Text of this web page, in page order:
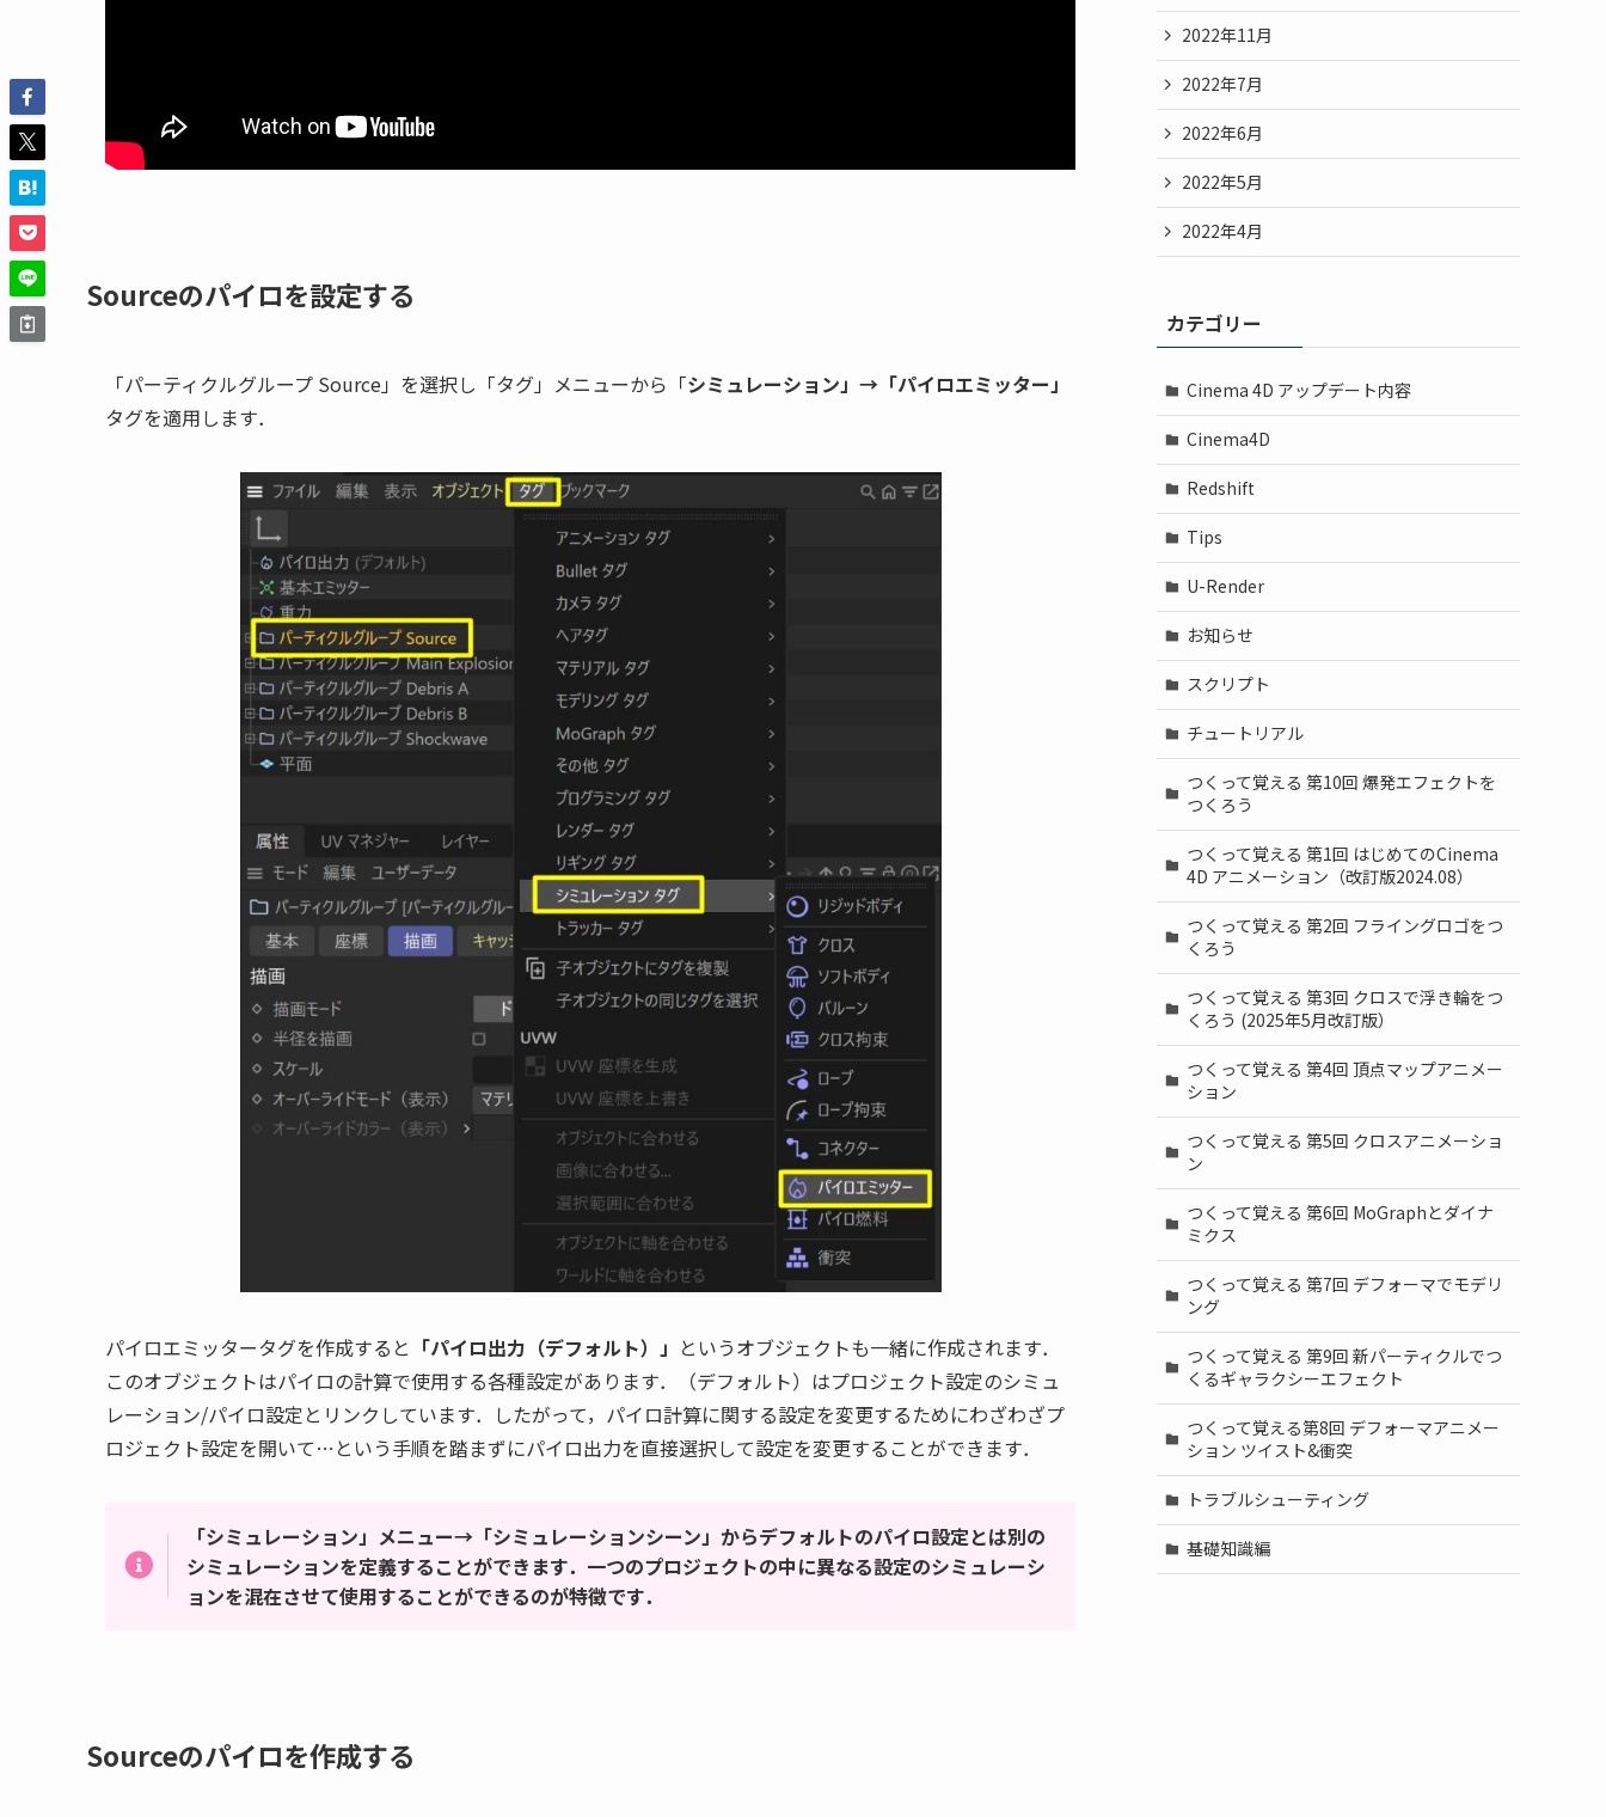
Sourceのパイロを設定する
「パーティクルグループ Source」を選択し「タグ」メニューから「シミュレーション」→「パイロエミッター」
タグを適用します．
パイロエミッタータグを作成すると 「パイロ出力（デフォルト）」 というオブジェクトも一緒に作成されます．
このオブジェクトはパイロの計算で使用する各種設定があります．（デフォルト）はプロジェクト設定のシミュ
レーション/パイロ設定とリンクしています．したがって，パイロ計算に関する設定を変更するためにわざわざプ
ロジェクト設定を開いて…という手順を踏まずにパイロ出力を直接選択して設定を変更することができます．
「シミュレーション」メニュー→「シミュレーションシーン」からデフォルトのパイロ設定とは別の
シミュレーションを定義することができます．一つのプロジェクトの中に異なる設定のシミュレーシ
ョンを混在させて使用することができるのが特徴です．
Sourceのパイロを作成する
2022年11月
2022年7月
2022年6月
2022年5月
2022年4月
カテゴリー
Cinema 4D アップデート内容
Cinema4D
Redshift
Tips
U-Render
お知らせ
スクリプト
チュートリアル
つくって覚える 第10回 爆発エフェクトを
つくろう
つくって覚える 第1回 はじめてのCinema
4D アニメーション（改訂版2024.08）
つくって覚える 第2回 フライングロゴをつ
くろう
つくって覚える 第3回 クロスで浮き輪をつ
くろう (2025年5月改訂版）
つくって覚える 第4回 頂点マップアニメー
ション
つくって覚える 第5回 クロスアニメーショ
ン
つくって覚える 第6回 MoGraphとダイナ
ミクス
つくって覚える 第7回 デフォーマでモデリ
ング
つくって覚える 第9回 新パーティクルでつ
くるギャラクシーエフェクト
つくって覚える第8回 デフォーマアニメー
ション ツイスト&衝突
トラブルシューティング
基礎知識編